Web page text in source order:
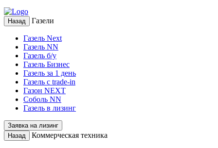
Назад Газели
Газель Next
Газель NN
Газель б/у
Газель Бизнес
Газель за 1 день
Газель с trade-in
Газон NEXT
Соболь NN
Газель в лизинг
Заявка на лизинг
Назад
Коммерческая техника